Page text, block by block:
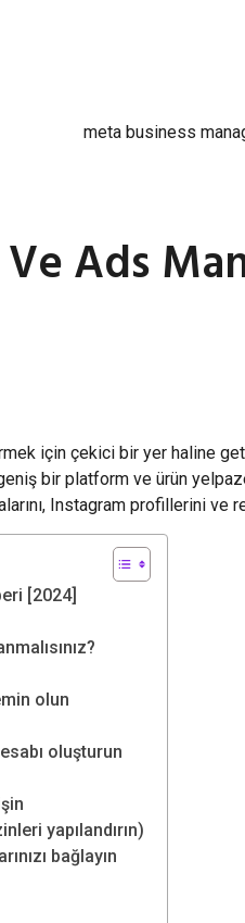
Ads
için çekici bir yer haline
bir platform ve ürün
Instagram profillerini ve
[2024]
olun
oluşturun
yapılandırın)
bağlayın